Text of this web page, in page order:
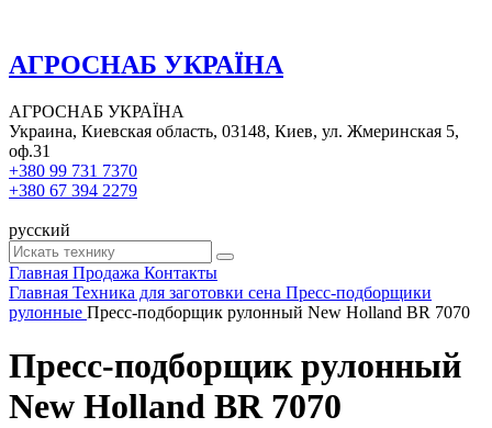
АГРОСНАБ УКРАЇНА
АГРОСНАБ УКРАЇНА
Украина, Киевская область, 03148, Киев, ул. Жмеринская 5,
оф.31
+380 99 731 7370
+380 67 394 2279
русский
Главная Продажа Контакты
Главная Техника для заготовки сена Пресс-подборщики
рулонные Пресс-подборщик рулонный New Holland BR 7070
Пресс-подборщик рулонный
New Holland BR 7070